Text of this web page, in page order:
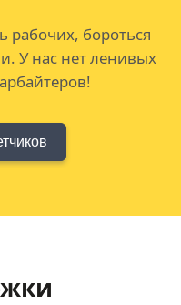
рабочих, бороться
У нас нет ленивых